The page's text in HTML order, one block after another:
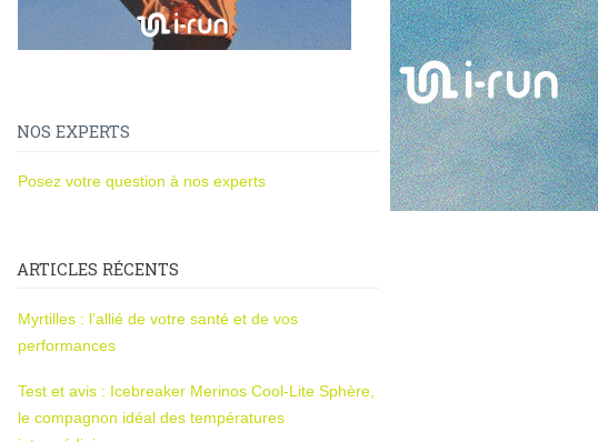
NOS EXPERTS
Posez votre question à nos experts
ARTICLES RÉCENTS
Myrtilles : l’allié de votre santé et de vos
performances
Test et avis : Icebreaker Merinos Cool-Lite Sphère,
le compagnon idéal des températures